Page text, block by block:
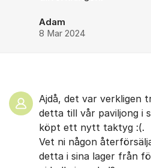
Adam
8 Mar 2024
Ajdå, det var verkligen
detta till vår paviljong i
köpt ett nytt taktyg :(.
Vet ni någon
detta i sina lager från